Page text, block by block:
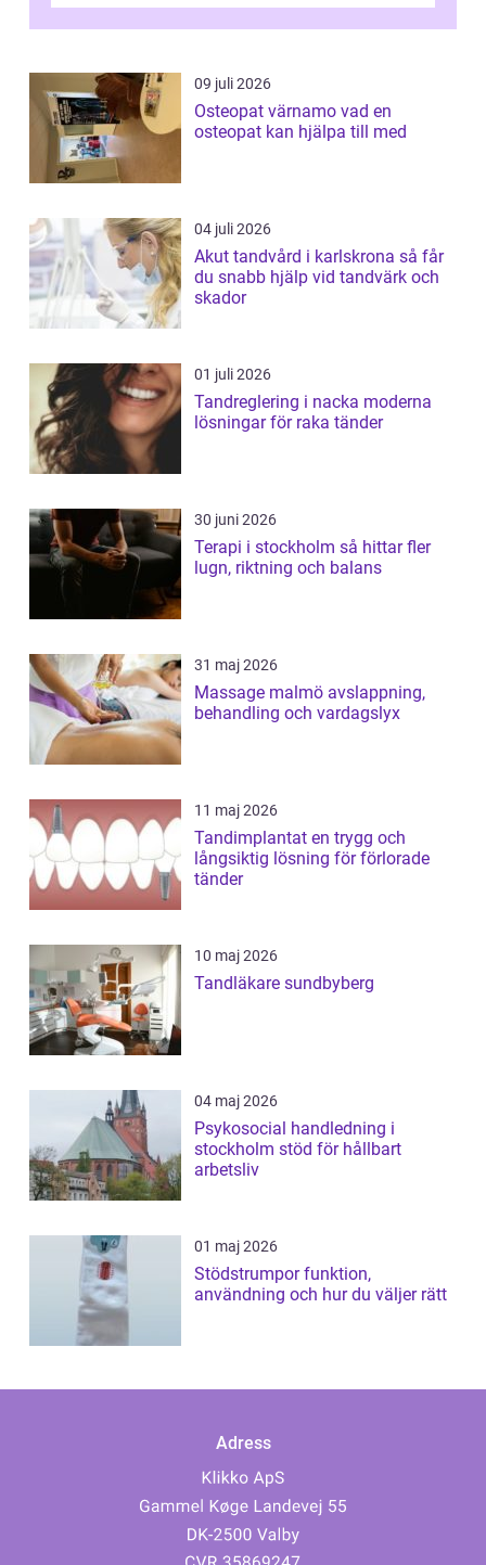
09 juli 2026
Osteopat värnamo vad en
osteopat kan hjälpa till med
04 juli 2026
Akut tandvård i karlskrona så får
du snabb hjälp vid tandvärk och
skador
01 juli 2026
Tandreglering i nacka moderna
lösningar för raka tänder
30 juni 2026
Terapi i stockholm så hittar fler
lugn, riktning och balans
31 maj 2026
Massage malmö avslappning,
behandling och vardagslyx
11 maj 2026
Tandimplantat en trygg och
långsiktig lösning för förlorade
tänder
10 maj 2026
Tandläkare sundbyberg
04 maj 2026
Psykosocial handledning i
stockholm stöd för hållbart
arbetsliv
01 maj 2026
Stödstrumpor funktion,
användning och hur du väljer rätt
Adress